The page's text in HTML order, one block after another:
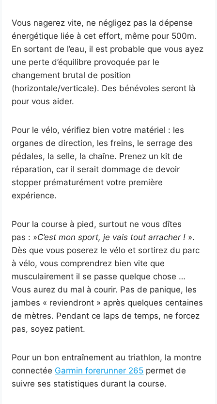
Vous nagerez vite, ne négligez pas la dépense
énergétique liée à cet effort, même pour 500m.
En sortant de l’eau, il est probable que vous ayez
une perte d’équilibre provoquée par le
changement brutal de position
(horizontale/verticale). Des bénévoles seront là
pour vous aider.
Pour le vélo, vérifiez bien votre matériel : les
organes de direction, les freins, le serrage des
pédales, la selle, la chaîne. Prenez un kit de
réparation, car il serait dommage de devoir
stopper prématurément votre première
expérience.
Pour la course à pied, surtout ne vous dîtes
pas : »C’est mon sport, je vais tout arracher ! ».
Dès que vous poserez le vélo et sortirez du parc
à vélo, vous comprendrez bien vite que
musculairement il se passe quelque chose …
Vous aurez du mal à courir. Pas de panique, les
jambes « reviendront » après quelques centaines
de mètres. Pendant ce laps de temps, ne forcez
pas, soyez patient.
Pour un bon entraînement au triathlon, la montre
connectée Garmin forerunner 265 permet de
suivre ses statistiques durant la course.